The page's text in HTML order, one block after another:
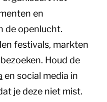
en
de openlucht.
festivals, markten
Houd de
en social media in
je deze niet mist.